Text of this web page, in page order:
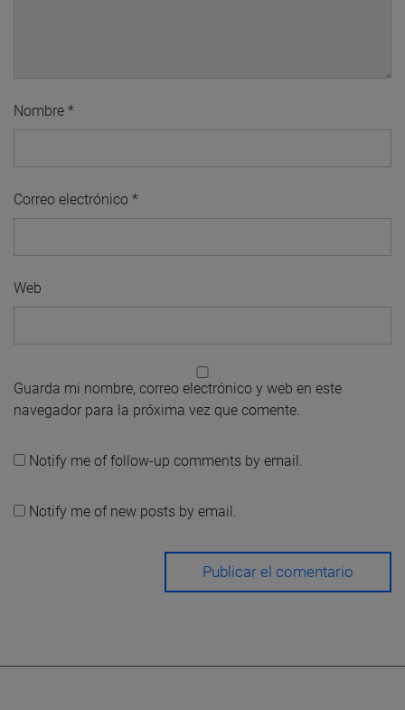
Nombre *
Correo electrónico *
Web
Guarda mi nombre, correo electrónico y web en este
navegador para la próxima vez que comente.
Notify me of follow-up comments by email.
Notify me of new posts by email.